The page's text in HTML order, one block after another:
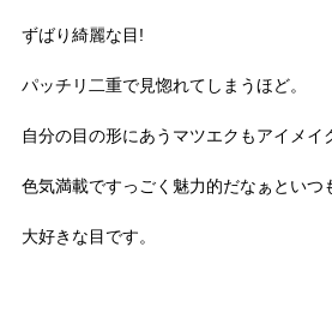
ずばり綺麗な目!
パッチリ二重で見惚れてしまうほど。
自分の目の形にあうマツエクもアイメイ
色気満載ですっごく魅力的だなぁといつ
大好きな目です。